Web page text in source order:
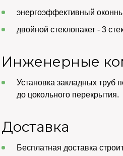
энергоэффективный
двойной стеклопакет - 3
Инженерные
Установка закладных труб
до цокольного перекрытия.
Доставка
Бесплатная доставка